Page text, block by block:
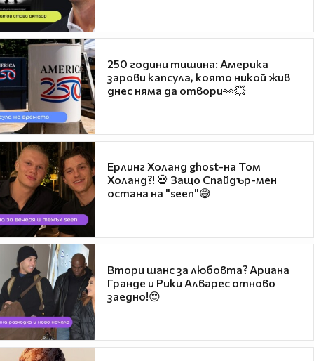
250 години тишина: Америка
зарови капсула, която никой жив
днес няма да отвори👀💥
Ерлинг Холанд ghost-на Том
Холанд?! 💀 Защо Спайдър-мен
остана на "seen"😅
Втори шанс за любовта? Ариана
Гранде и Рики Алварес отново
заедно!😍